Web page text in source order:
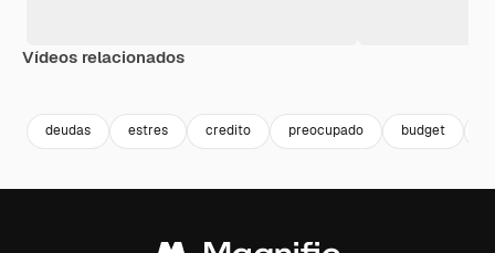
Vídeos relacionados
deudas estres credito preocupado budget